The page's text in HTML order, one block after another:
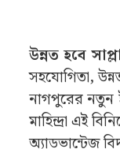
লক্ষ্য
স্থানে ২,০০০